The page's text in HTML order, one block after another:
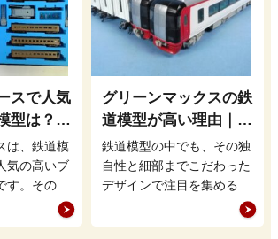
スで人気
型は？高
も解説
は、鉄道模
気の高いブ
す。その精
幅広いライ
心者からコ
グリーンマックスの鉄
道模型が高い理由｜そ
の魅力と高価買取の条
件とは
鉄道模型の中でも、その独
自性と細部までこだわった
デザインで注目を集める
「グリーンマックス」。他
のメーカーと比べて価格が